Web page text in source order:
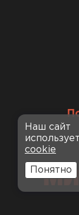
Наш сайт
cookie
Понятно